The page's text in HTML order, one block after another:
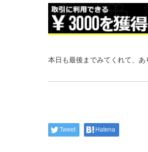
本日も最後までみてくれて、あ
Tweet Hatena